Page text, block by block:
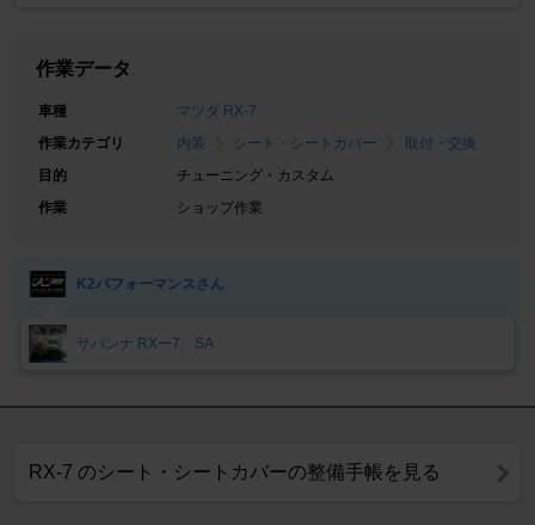
作業データ
車種
マツダ RX-7
作業カテゴリ
内装 シート・シートカバー
取付・交換
目的
チューニング・カスタム
作業
ショップ作業
K2パフォーマンスさん
サバンナ RXー7 SA
RX-7 のシート・シートカバーの整備手帳を見る